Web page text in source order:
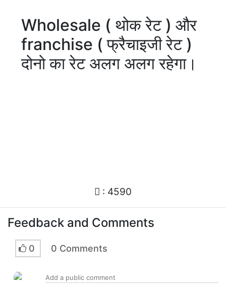
Wholesale ( थोक रेट ) और
franchise ( फ्रैचाइजी रेट )
दोनो का रेट अलग अलग रहेगा।
: 4590
Feedback and Comments
0 0 Comments